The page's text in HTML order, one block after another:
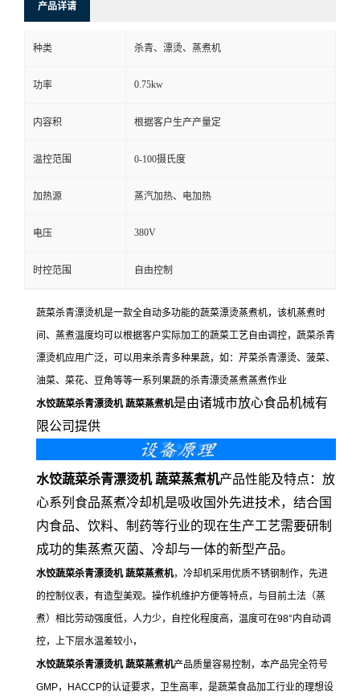
产品详请
种类 杀青、漂烫、蒸煮机
功率 0.75kw
内容积 根据客户生产产量定
温控范围 0-100摄氏度
加热源 蒸汽加热、电加热
电压 380V
时控范围 自由控制
蔬菜杀青漂烫机是一款全自动多功能的蔬菜漂烫蒸煮机，该机蒸煮时
间、蒸煮温度均可以根据客户实际加工的蔬菜工艺自由调控，蔬菜杀青
漂烫机应用广泛，可以用来杀青多种果蔬，如：芹菜杀青漂烫、菠菜、
油菜、菜花、豆角等等一系列果蔬的杀青漂烫蒸煮蒸煮作业
水饺蔬菜杀青漂烫机 蔬菜蒸煮机是由诸城市放心食品机械有
限公司提供
水饺蔬菜杀青漂烫机 蔬菜蒸煮机产品性能及特点：放
心系列食品蒸煮冷却机是吸收国外先进技术，结合国
内食品、饮料、制药等行业的现在生产工艺需要研制
成功的集蒸煮灭菌、冷却与一体的新型产品。
水饺蔬菜杀青漂烫机 蔬菜蒸煮机，冷却机采用优质不锈钢制作，先进
的控制仪表，有造型美观。操作机维护方便等特点，与目前土法（蒸
煮）相比劳动强度低，人力少，自控化程度高，温度可在98°内自动调
控，上下层水温差较小，
水饺蔬菜杀青漂烫机 蔬菜蒸煮机产品质量容易控制，本产品完全符号
GMP，HACCP的认证要求，卫生高率，是蔬菜食品加工行业的理想设